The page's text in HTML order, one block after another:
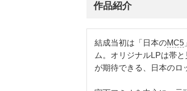
作品紹介
結成当初は「日本のMC5
ム。オリジナルLPは帯
が期待できる、日本のロ